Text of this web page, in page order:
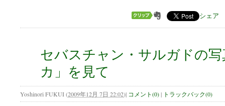
シェア
セバスチャン・サルガドの
カ」を見て
Yoshinori FUKUI(2009年12月 7日 22:02)| コメント(0)| トラックバック(0)